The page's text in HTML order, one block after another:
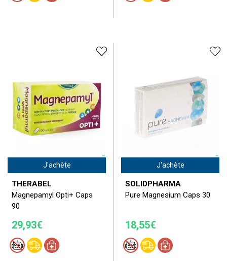
J'achète
THERABEL
Magnepamyl Opti+ Caps
90
29,93€
J'achète
SOLIDPHARMA
Pure Magnesium Caps 30
18,55€